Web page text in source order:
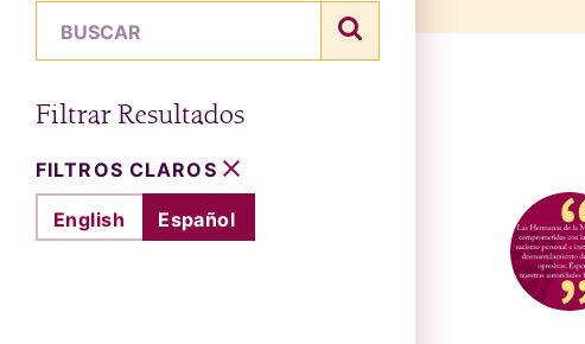
Filtrar Resultados
FILTROS CLAROS
English Español